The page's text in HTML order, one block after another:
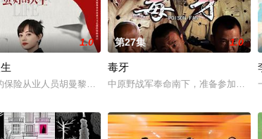
，在家里照顾母亲，在外独立工作，与同事沈世
1.0
保险从业人员胡曼黎在以为自己即将迎接人生巅峰之时，却同
第27集 1.0
毒牙
中原野战军奉命南下，准备参加渡江